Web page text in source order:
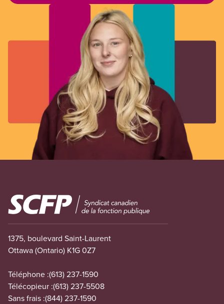
Image
1375, boulevard Saint-Laurent
Ottawa (Ontario) K1G 0Z7
Téléphone :(613) 237-1590
Télécopieur :(613) 237-5508
Sans frais :(844) 237-1590